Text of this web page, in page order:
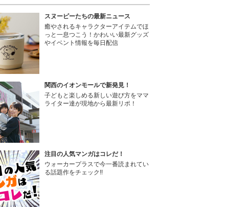
スヌーピーたちの最新ニュース
癒やされるキャラクターアイテムでほ
っと一息つこう！かわいい最新グッズ
やイベント情報を毎日配信
関西のイオンモールで新発見！
子どもと楽しめる新しい遊び方をママ
ライター達が現地から最新リポ！
注目の人気マンガはコレだ！
ウォーカープラスで今一番読まれてい
る話題作をチェック!!